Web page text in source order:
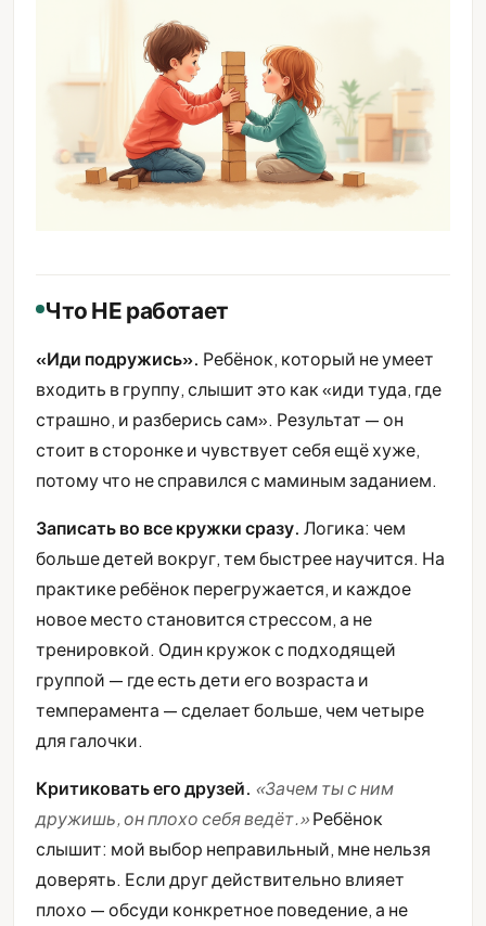
Что НЕ работает
«Иди подружись». Ребёнок, который не умеет
входить в группу, слышит это как «иди туда, где
страшно, и разберись сам». Результат — он
стоит в сторонке и чувствует себя ещё хуже,
потому что не справился с маминым заданием.
Записать во все кружки сразу. Логика: чем
больше детей вокруг, тем быстрее научится. На
практике ребёнок перегружается, и каждое
новое место становится стрессом, а не
тренировкой. Один кружок с подходящей
группой — где есть дети его возраста и
темперамента — сделает больше, чем четыре
для галочки.
Критиковать его друзей. «Зачем ты с ним
дружишь, он плохо себя ведёт.»Ребёнок
слышит: мой выбор неправильный, мне нельзя
доверять. Если друг действительно влияет
плохо — обсуди конкретное поведение, а не